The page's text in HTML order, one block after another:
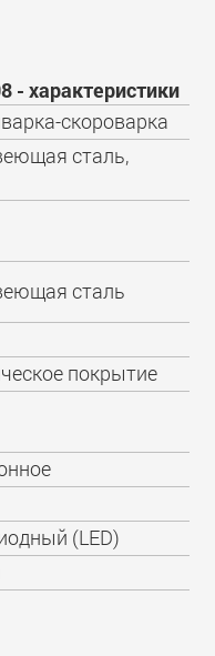
- характеристики
скороварка
сталь,
сталь
покрытие
(LED)